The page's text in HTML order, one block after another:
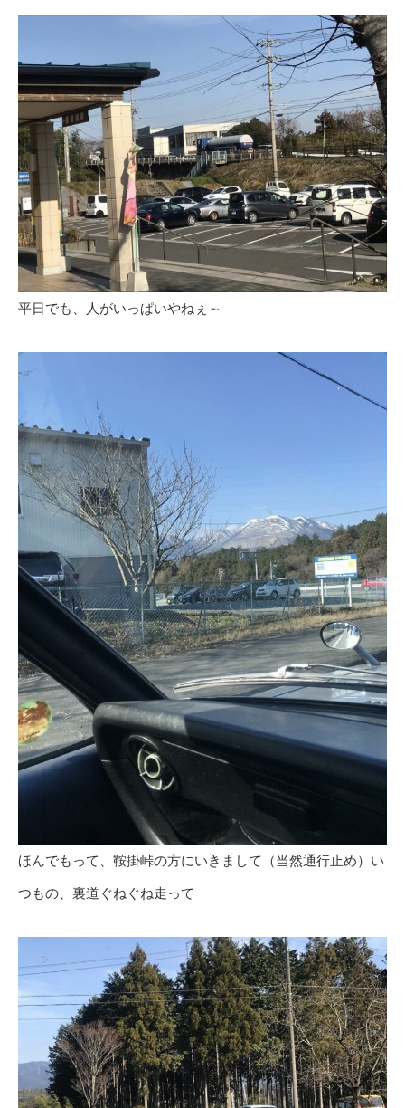
平日でも、人がいっぱいやねぇ～
ほんでもって、鞍掛峠の方にいきまして（当然通行止め）い
つもの、裏道ぐねぐね走って